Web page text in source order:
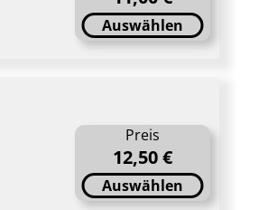
Auswählen
Preis
12,50 €
Auswählen